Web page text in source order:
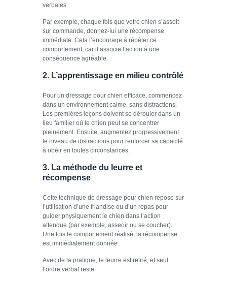
verbales.
Par exemple, chaque fois que votre chien s’assoit
sur commande, donnez-lui une récompense
immédiate. Cela l’encourage à répéter ce
comportement, car il associe l’action à une
conséquence agréable.
2. L’apprentissage en milieu contrôlé
Pour un dressage pour chien efficace, commencez
dans un environnement calme, sans distractions.
Les premières leçons doivent se dérouler dans un
lieu familier où le chien peut se concentrer
pleinement. Ensuite, augmentez progressivement
le niveau de distractions pour renforcer sa capacité
à obéir en toutes circonstances.
3. La méthode du leurre et
récompense
Cette technique de dressage pour chien repose sur
l’utilisation d’une friandise ou d’un repas pour
guider physiquement le chien dans l’action
attendue (par exemple, asseoir ou se coucher).
Une fois le comportement réalisé, la récompense
est immédiatement donnée.
Avec de la pratique, le leurre est retiré, et seul
l’ordre verbal reste.